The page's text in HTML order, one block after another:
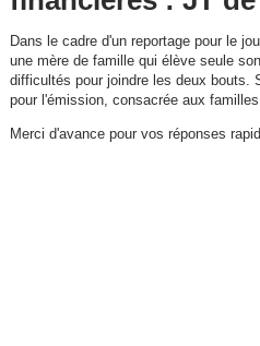
Dans le cadre d'un reportage pour le
une mère de famille qui élève seule
difficultés pour joindre les deux bouts.
pour l'émission, consacrée aux
Merci d'avance pour vos réponses